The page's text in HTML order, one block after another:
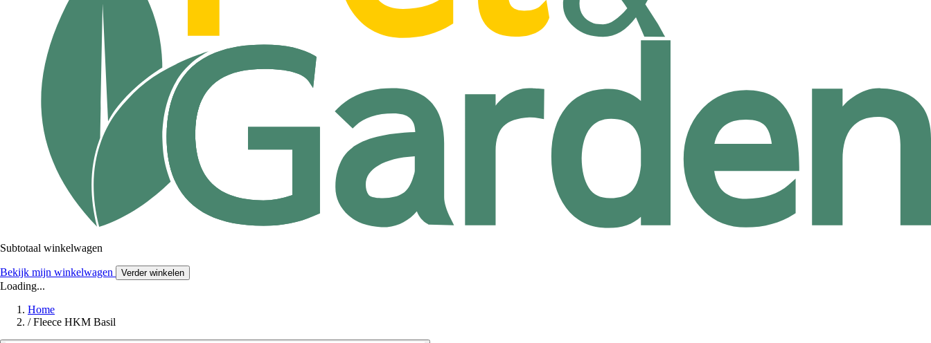
Subtotaal winkelwagen
Bekijk mijn winkelwagen Verder winkelen
Loading...
Home
/ Fleece HKM Basil